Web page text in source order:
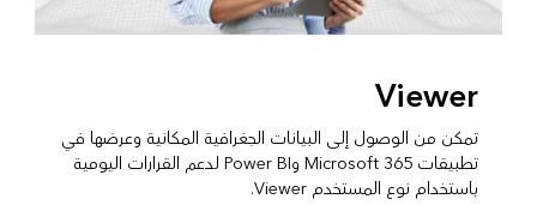
Viewer
تمكن من الوصول إلى البيانات الجغرافية المكانية وعرضها في
تطبيقات Microsoft 365 وPower BI لدعم القرارات اليومية
باستخدام نوع المستخدم Viewer.